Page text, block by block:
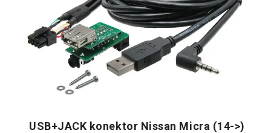
USB+JACK konektor Nissan Micra (14->)